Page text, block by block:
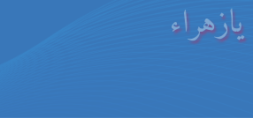
يازهراء